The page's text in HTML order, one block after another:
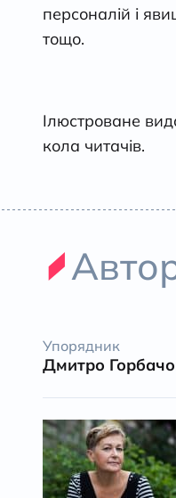
персоналій і
тощо.
Ілюстроване
кола читачів.
Упорядник
Дмитро